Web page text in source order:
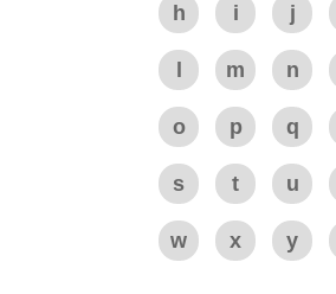
h i j
m n
o p q
s t u
w x y